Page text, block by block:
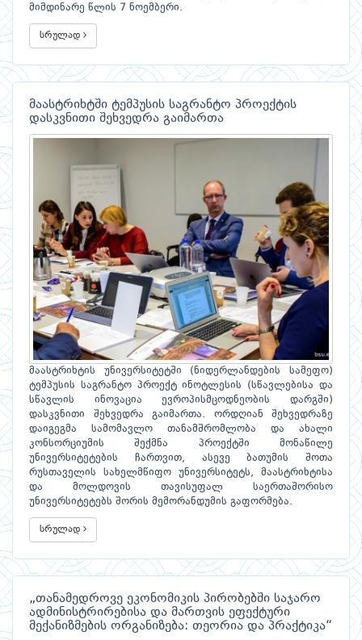
მიმდინარე წლის 7 ნოემბერი.
სრულად
მაასტრიხტში ტემპუსის საგრანტო პროექტის
დასკვნითი შეხვედრა გაიმართა
მაასტრიხტის უნივერსიტეტში (ნიდერლანდების სამეფო)
ტემპუსის საგრანტო პროექტ ინოტლესის (სწავლებისა და
სწავლის ინოვაცია ევროპისმცოდნეობის დარგში)
დასკვნითი შეხვედრა გაიმართა. ორდღიან შეხვედრაზე
დაიგეგმა სამომავლო თანამშრომლობა და ახალი
კონსორციუმის შექმნა პროექტში მონაწილე
უნივერსიტეტების ჩართვით, ასევე ბათუმის შოთა
რუსთაველის სახელმწიფო უნივერსიტეტს, მაასტრიხტისა
და მოლდოვის თავისუფალ საერთაშორისო
უნივერსიტეტებს შორის მემორანდუმის გაფორმება.
სრულად
„თანამედროვე ეკონომიკის პირობებში საჯარო
ადმინისტრირებისა და მართვის ეფექტური
მექანიზმების ორგანიზება: თეორია და პრაქტიკა“